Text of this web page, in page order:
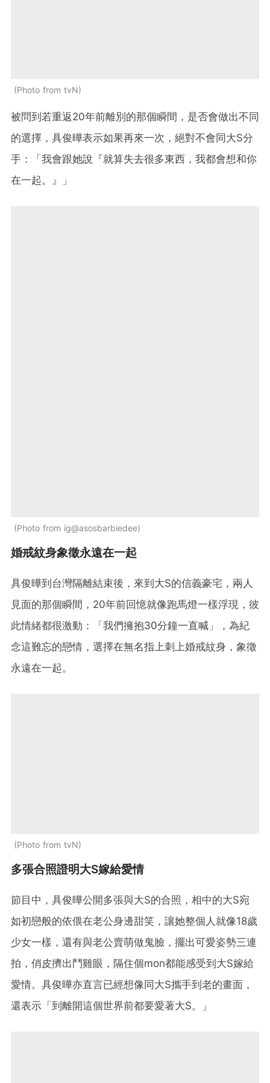
Photo from tvN
被問到若重返20年前離別的那個瞬間，是否會做出不同
的選擇，具俊曄表示如果再來一次，絕對不會同大S分
手：「我會跟她說『就算失去很多東西，我都會想和你
在一起。』」
Photo from ig@asosbarbiedee
婚戒紋身象徵永遠在一起
具俊曄到台灣隔離結束後，來到大S的信義豪宅，兩人
見面的那個瞬間，20年前回憶就像跑馬燈一樣浮現，彼
此情緒都很激動：「我們擁抱30分鐘一直喊」，為紀
念這難忘的戀情，選擇在無名指上刺上婚戒紋身，象徵
永遠在一起。
Photo from tvN
多張合照證明大S嫁給愛情
節目中，具俊曄公開多張與大S的合照，相中的大S宛
如初戀般的依偎在老公身邊甜笑，讓她整個人就像18歲
少女一樣，還有與老公賣萌做鬼臉，擺出可愛姿勢三連
拍，俏皮擠出鬥雞眼，隔住個mon都能感受到大S嫁給
愛情。具俊曄亦直言已經想像同大S攜手到老的畫面，
還表示「到離開這個世界前都要愛著大S。」